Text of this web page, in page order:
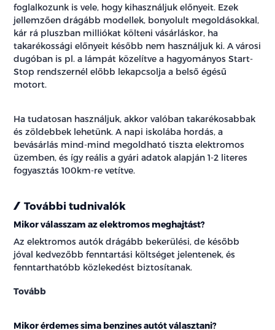
foglalkozunk is vele, hogy kihasználjuk előnyeit. Ezek
jellemzően drágább modellek, bonyolult megoldásokkal,
kár rá pluszban milliókat költeni vásárláskor, ha
takarékossági előnyeit később nem használjuk ki. A városi
dugóban is pl. a lámpát közelítve a hagyományos Start-
Stop rendszernél előbb lekapcsolja a belső égésű
motort.
Ha tudatosan használjuk, akkor valóban takarékosabbak
és zöldebbek lehetünk. A napi iskolába hordás, a
bevásárlás mind-mind megoldható tiszta elektromos
üzemben, és így reális a gyári adatok alapján 1-2 literes
fogyasztás 100km-re vetítve.
További tudnivalók
Mikor válasszam az elektromos meghajtást?
Az elektromos autók drágább bekerülési, de később
jóval kedvezőbb fenntartási költséget jelentenek, és
fenntarthatóbb közlekedést biztosítanak.
Tovább
Mikor érdemes sima benzines autót választani?